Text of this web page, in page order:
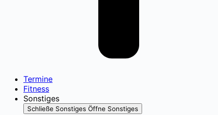
Termine
Fitness
Sonstiges
Schließe Sonstiges Öffne Sonstiges